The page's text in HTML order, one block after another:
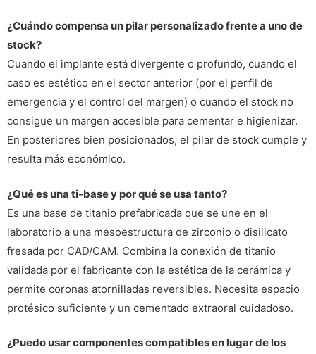
¿Cuándo compensa un pilar personalizado frente a uno de
stock?
Cuando el implante está divergente o profundo, cuando el
caso es estético en el sector anterior (por el perfil de
emergencia y el control del margen) o cuando el stock no
consigue un margen accesible para cementar e higienizar.
En posteriores bien posicionados, el pilar de stock cumple y
resulta más económico.
¿Qué es una ti-base y por qué se usa tanto?
Es una base de titanio prefabricada que se une en el
laboratorio a una mesoestructura de zirconio o disilicato
fresada por CAD/CAM. Combina la conexión de titanio
validada por el fabricante con la estética de la cerámica y
permite coronas atornilladas reversibles. Necesita espacio
protésico suficiente y un cementado extraoral cuidadoso.
¿Puedo usar componentes compatibles en lugar de los